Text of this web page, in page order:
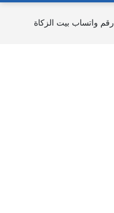
رقم واتساب بيت الزكاة